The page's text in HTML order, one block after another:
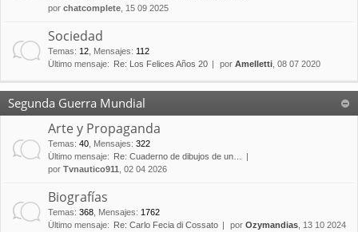
por chatcomplete , 15 09 2025
Sociedad
Temas: 12 Mensajes: 112
Último mensaje:
Re: Los Felices Años 20 por Amelletti , 08 07 2020
Segunda Guerra Mundial
Arte y Propaganda
Temas: 40 Mensajes: 322
Último mensaje:
Re: Cuaderno de dibujos de un…
por Tvnautico911 , 02 04 2026
Biografías
Temas: 368 Mensajes: 1762
Último mensaje:
Re: Carlo Fecia di Cossato por Ozymandias , 13 10 2024